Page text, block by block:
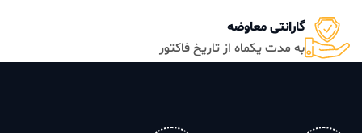
گارانتی معاوضه
به مدت یکماه از تاریخ فاکتور